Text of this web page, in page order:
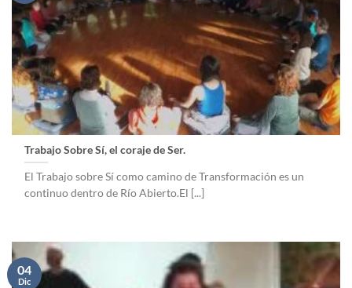
Trabajo Sobre Sí, el coraje de Ser.
El Trabajo sobre Sí como camino de Transformación es un
continuo dentro de Río Abierto.El [...]
04
Dic